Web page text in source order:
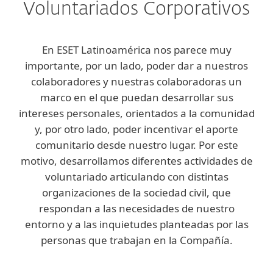
Voluntariados Corporativos
En ESET Latinoamérica nos parece muy
importante, por un lado, poder dar a nuestros
colaboradores y nuestras colaboradoras un
marco en el que puedan desarrollar sus
intereses personales, orientados a la comunidad
y, por otro lado, poder incentivar el aporte
comunitario desde nuestro lugar. Por este
motivo, desarrollamos diferentes actividades de
voluntariado articulando con distintas
organizaciones de la sociedad civil, que
respondan a las necesidades de nuestro
entorno y a las inquietudes planteadas por las
personas que trabajan en la Compañía.